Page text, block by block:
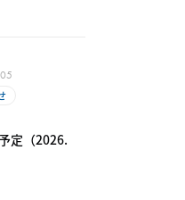
定（2​0​26.​